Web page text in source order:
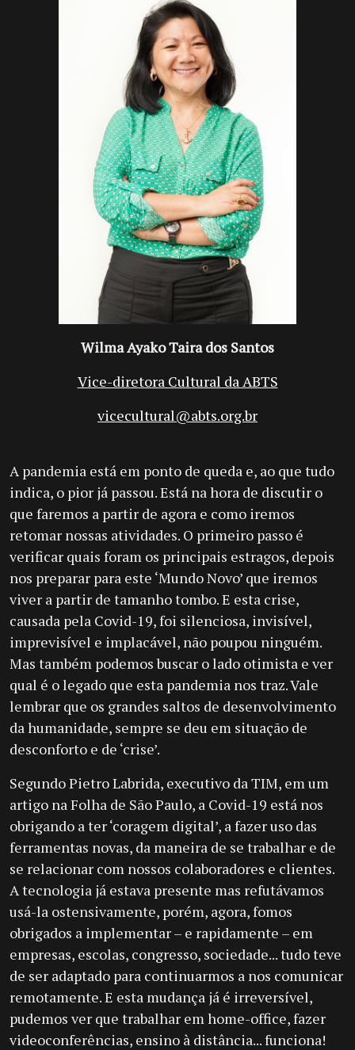
Wilma Ayako Taira dos Santos
Vice-diretora Cultural da ABTS
vicecultural@abts.org.br
A pandemia está em ponto de queda e, ao que tudo
indica, o pior já passou. Está na hora de discutir o
que faremos a partir de agora e como iremos
retomar nossas atividades. O primeiro passo é
verificar quais foram os principais estragos, depois
nos preparar para este ‘Mundo Novo’ que iremos
viver a partir de tamanho tombo. E esta crise,
causada pela Covid-19, foi silenciosa, invisível,
imprevisível e implacável, não poupou ninguém.
Mas também podemos buscar o lado otimista e ver
qual é o legado que esta pandemia nos traz. Vale
lembrar que os grandes saltos de desenvolvimento
da humanidade, sempre se deu em situação de
desconforto e de ‘crise’.
Segundo Pietro Labrida, executivo da TIM, em um
artigo na Folha de São Paulo, a Covid-19 está nos
obrigando a ter ‘coragem digital’, a fazer uso das
ferramentas novas, da maneira de se trabalhar e de
se relacionar com nossos colaboradores e clientes.
A tecnologia já estava presente mas refutávamos
usá-la ostensivamente, porém, agora, fomos
obrigados a implementar – e rapidamente – em
empresas, escolas, congresso, sociedade... tudo teve
de ser adaptado para continuarmos a nos comunicar
remotamente. E esta mudança já é irreversível,
pudemos ver que trabalhar em home-office, fazer
videoconferências, ensino à distância... funciona!